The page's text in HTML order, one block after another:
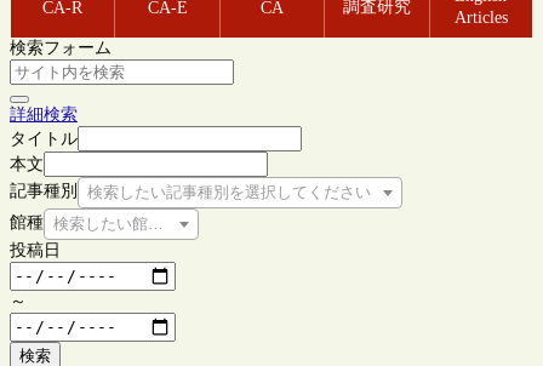
CA-R CA-E CA 調査研究
Articles
検索フォーム
詳細検索
タイトル
本文
記事種別
検索したい記事種別を選択してください
館種 検索したい館種を選択してください
投稿日
～
検索